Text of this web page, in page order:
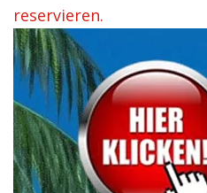
reservieren.